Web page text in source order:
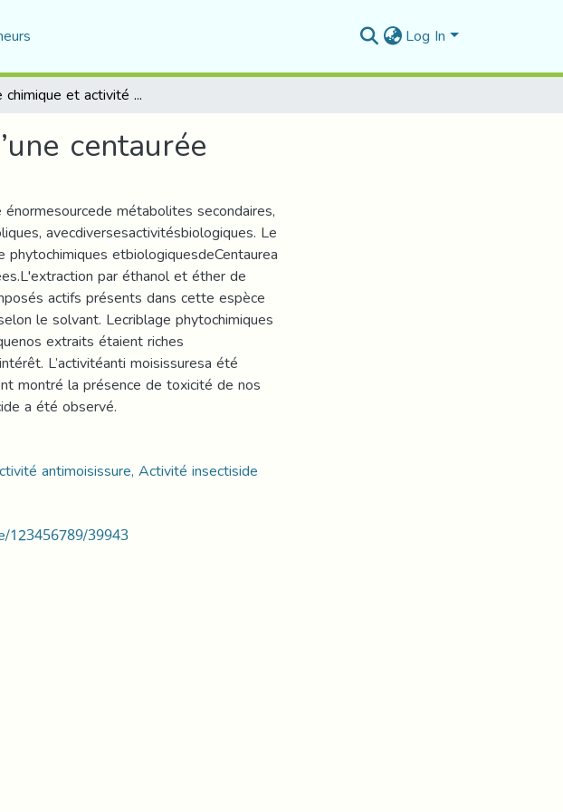
Log In
Etude chimique et activité biologique d’une centaurée
centaurée
métabolites secondaires,
avecdiversesactivitésbiologiques. Le
etbiologiquesdeCentaurea
par éthanol et éther de
actifs présents dans cette espèce
le solvant. Lecriblage phytochimiques
extraits étaient riches
L’activitéanti moisissuresa été
montré la présence de toxicité de nos
a été observé.
antimoisissure, Activité insectiside
123456789/39943